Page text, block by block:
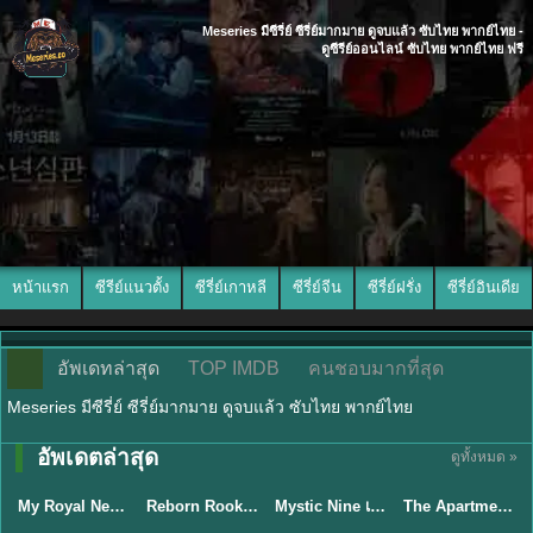
Meseries มีซีรี่ย์ ซีรี่ย์มากมาย ดูจบแล้ว ซับไทย พากย์ไทย -
ดูซีรีย์ออนไลน์ ซับไทย พากย์ไทย ฟรี
หน้าแรก ซีรีย์แนวตั้ง ซีรี่ย์เกาหลี ซีรี่ย์จีน ซีรี่ย์ฝรั่ง ซีรี่ย์อินเดีย
อัพเดทล่าสุด TOP IMDB คนชอบมากที่สุด
Meseries มีซีรี่ย์ ซีรี่ย์มากมาย ดูจบแล้ว ซับไทย พากย์ไทย
อัพเดตล่าสุด ดูทั้งหมด »
★ 8.9
ซับไทย
My Royal Nemesis ศัตรูหัวใจ นางร้ายวังหลวง (2026) พากย์ไทย ซับไทย EP.1-14 ★8.1 Reborn Rookie มือใหม่หัดแค้น (2026) พากย์ไทย ซับไทย EP.1-12 ★9
พากย์ไทย/ซับ
Mystic Nine เก้าสกุล (2026) พากย์ไทย ซับไทย EP.1-30 ★5.3
พากย์ไทย
The Apartment Job (2026) ท่านประธานกำมะลอ พากย์ไทย ซับไทย EP1-12